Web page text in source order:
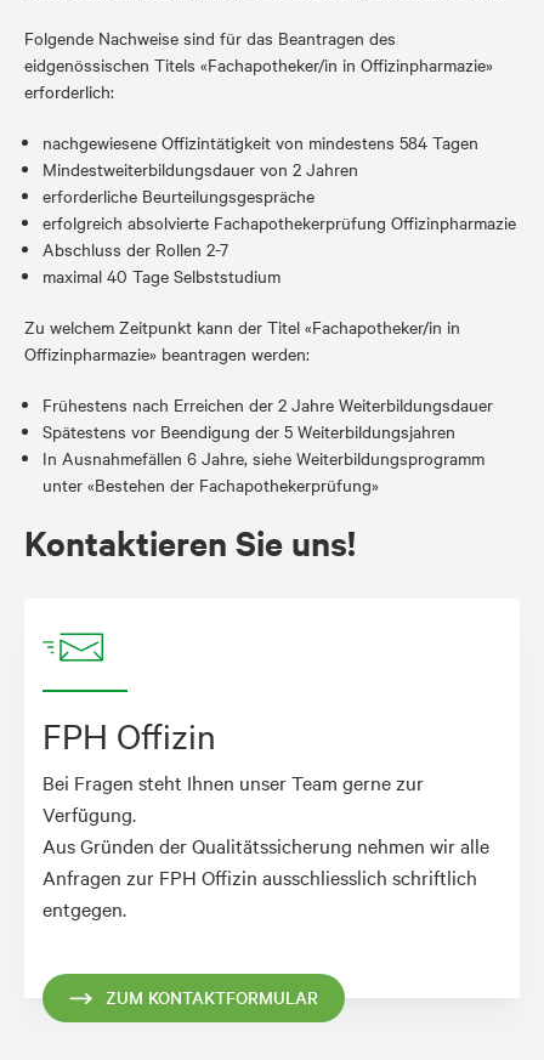
Folgende Nachweise sind für das Beantragen des
eidgenössischen Titels «Fachapotheker/in in Offizinpharmazie»
erforderlich:
nachgewiesene Offizintätigkeit von mindestens 584 Tagen
Mindestweiterbildungsdauer von 2 Jahren
erforderliche Beurteilungsgespräche
erfolgreich absolvierte Fachapothekerprüfung Offizinpharmazie
Abschluss der Rollen 2-7
maximal 40 Tage Selbststudium
Zu welchem Zeitpunkt kann der Titel «Fachapotheker/in in
Offizinpharmazie» beantragen werden:
Frühestens nach Erreichen der 2 Jahre Weiterbildungsdauer
Spätestens vor Beendigung der 5 Weiterbildungsjahren
In Ausnahmefällen 6 Jahre, siehe Weiterbildungsprogramm
unter «Bestehen der Fachapothekerprüfung»
Kontaktieren Sie uns!
FPH Offizin
Bei Fragen steht Ihnen unser Team gerne zur
Verfügung.
Aus Gründen der Qualitätssicherung nehmen wir alle
Anfragen zur FPH Offizin ausschliesslich schriftlich
entgegen.
ZUM KONTAKTFORMULAR